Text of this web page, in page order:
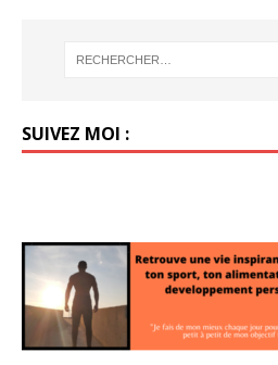
SUIVEZ MOI :